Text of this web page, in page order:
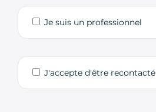
Je suis un professionnel
J'accepte d'être recontacté